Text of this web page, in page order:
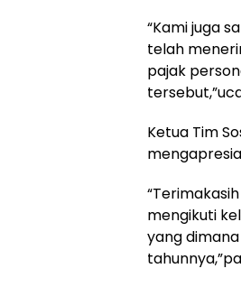
“Kami juga
telah
pajak
Ketua Tim
mengikuti
yang